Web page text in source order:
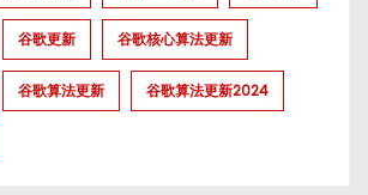
谷歌更新 谷歌核心算法更新
谷歌算法更新 谷歌算法更新2024